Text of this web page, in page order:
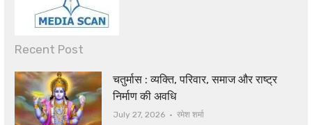
Recent Post
चतुर्मास : व्यक्ति, परिवार, समाज और राष्ट्र
निर्माण की अवधि
July 27, 2026 Author
रमेश शर्मा